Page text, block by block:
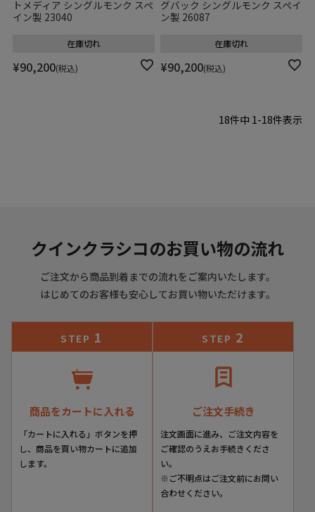
トメディア シングルモンク スペ
イン製 23040
¥90,200 税込
在庫切れ
グバック シングルモンク スペイ
ン製 26087
¥90,200 税込
在庫切れ
18件中 1 -18件表示
クインクラシコのお買い物の流れ
ご注文から商品到着までの流れをご案内いたします。
はじめてのお客様も安心してお買い物いただけます。
STEP 1
商品をカートに入れる
「カートに入れる」ボタンを押
し、商品を買い物カートに追加
します。
STEP 2
ご注文手続き
注文画面に進み、ご注文内容を
ご確認のうえお手続きくださ
い。
※ご不明点はご注文前にお問い
合わせください。